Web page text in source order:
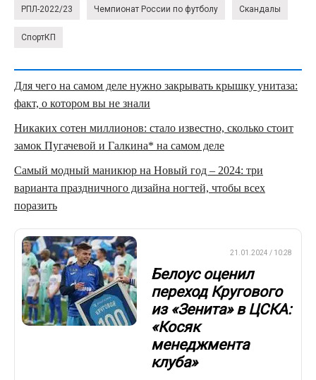
РПЛ-2022/23 Чемпионат России по футболу Скандалы
СпортКП
Для чего на самом деле нужно закрывать крышку унитаза:
факт, о котором вы не знали
Никаких сотен миллионов: стало известно, сколько стоит
замок Пугачевой и Галкина* на самом деле
Самый модный маникюр на Новый год – 2024: три
варианта праздничного дизайна ногтей, чтобы всех
поразить
21.01.2024 / 10:28
Белоус оценил
переход Кругового
из «Зенита» в ЦСКА:
«Косяк
менеджмента
клуба»